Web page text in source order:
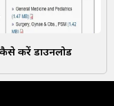
कैसे करें डाउनलोड